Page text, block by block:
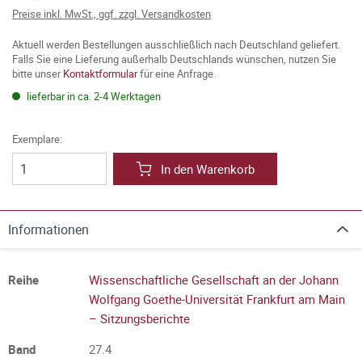
Preise inkl. MwSt., ggf. zzgl. Versandkosten
Aktuell werden Bestellungen ausschließlich nach Deutschland geliefert.
Falls Sie eine Lieferung außerhalb Deutschlands wünschen, nutzen Sie
bitte unserKontaktformularfür eine Anfrage.
lieferbar in ca. 2-4 Werktagen
Exemplare:
In den Warenkorb
Informationen
Reihe
Wissenschaftliche Gesellschaft an der Johann
Wolfgang Goethe-Universität Frankfurt am Main
– Sitzungsberichte
Band
27.4